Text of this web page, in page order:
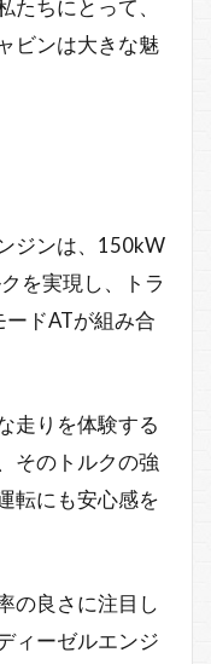
たちにとって、
ビンは大きな魅
ジンは、150kW
を実現し、トラ
ドATが組み合
走りを体験する
そのトルクの強
転にも安心感を
の良さに注目し
ィーゼルエンジ